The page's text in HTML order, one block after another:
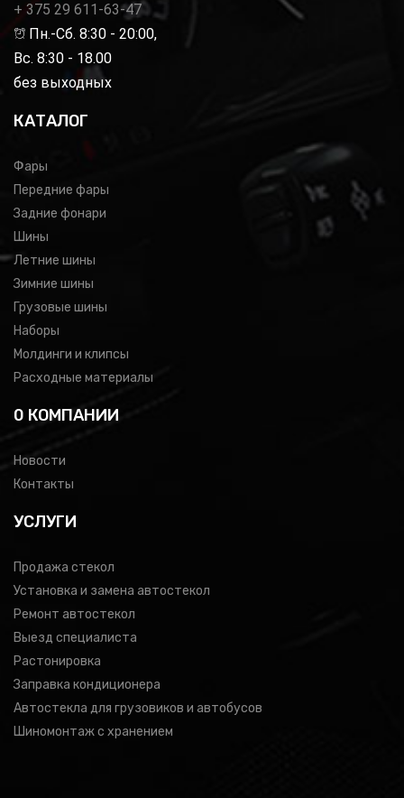
+ 375 29 611-63-47
Пн.-Сб. 8:30 - 20:00,
Вс. 8:30 - 18.00
без выходных
КАТАЛОГ
Фары
Передние фары
Задние фонари
Шины
Летние шины
Зимние шины
Грузовые шины
Наборы
Молдинги и клипсы
Расходные материалы
0 КОМПАНИИ
Новости
Контакты
УСЛУГИ
Продажа стекол
Установка и замена автостекол
Ремонт автостекол
Выезд специалиста
Растонировка
Заправка кондиционера
Автостекла для грузовиков и автобусов
Шиномонтаж с хранением